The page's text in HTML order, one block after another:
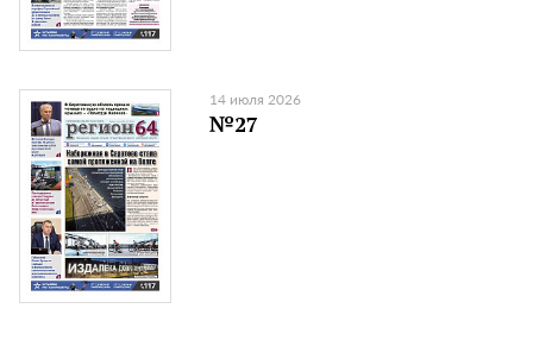
14 июля 2026
№27